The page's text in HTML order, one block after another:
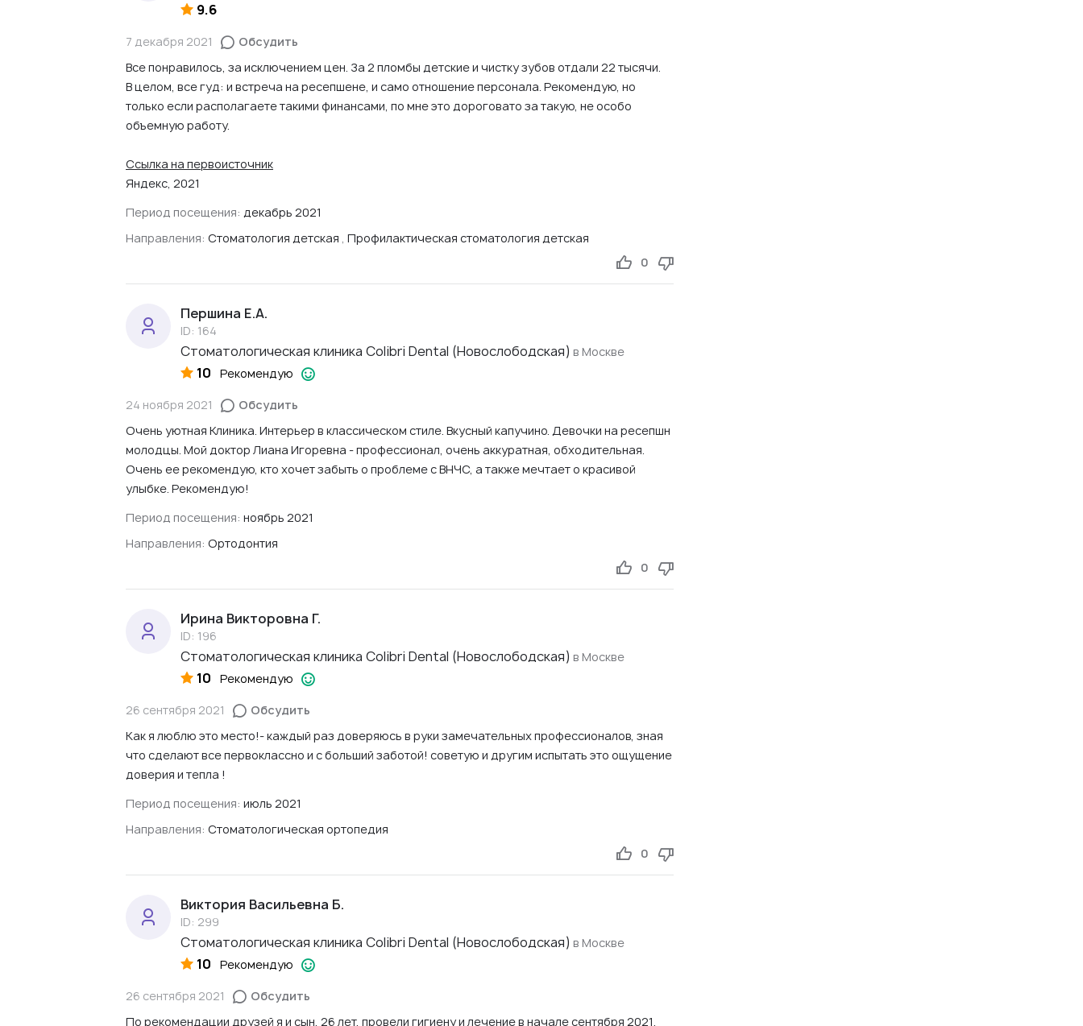
9.6
7 декабря 2021
Обсудить
Все понравилось, за исключением цен. За 2 пломбы детские и чистку зубов отдали 22 тысячи.
В целом, все гуд: и встреча на ресепшене, и само отношение персонала. Рекомендую, но
только если располагаете такими финансами, по мне это дороговато за такую, не особо
объемную работу.
Ссылка на первоисточник
Яндекс, 2021
Период посещения: декабрь 2021
Направления: Стоматология детская , Профилактическая стоматология детская
0
Першина Е.А.
ID: 164
Стоматологическая клиника Colibri Dental (Новослободская) в Москве
10 Рекомендую
24 ноября 2021
Обсудить
Очень уютная Клиника. Интерьер в классическом стиле. Вкусный капучино. Девочки на ресепшн
молодцы. Мой доктор Лиана Игоревна - профессионал, очень аккуратная, обходительная.
Очень ее рекомендую, кто хочет забыть о проблеме с ВНЧС, а также мечтает о красивой
улыбке. Рекомендую!
Период посещения: ноябрь 2021
Направления: Ортодонтия
0
Ирина Викторовна Г.
ID: 196
Стоматологическая клиника Colibri Dental (Новослободская) в Москве
10 Рекомендую
26 сентября 2021
Обсудить
Как я люблю это место!- каждый раз доверяюсь в руки замечательных профессионалов, зная
что сделают все первоклассно и с больший заботой! советую и другим испытать это ощущение
доверия и тепла !
Период посещения: июль 2021
Направления: Стоматологическая ортопедия
0
Виктория Васильевна Б.
ID: 299
Стоматологическая клиника Colibri Dental (Новослободская) в Москве
10 Рекомендую
26 сентября 2021
Обсудить
По рекомендации друзей я и сын, 26 лет, провели гигиену и лечение в начале сентября 2021.